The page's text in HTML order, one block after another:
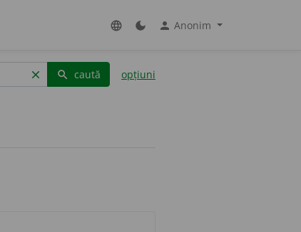
language dark_mode person Anonim
clear search caută opțiuni